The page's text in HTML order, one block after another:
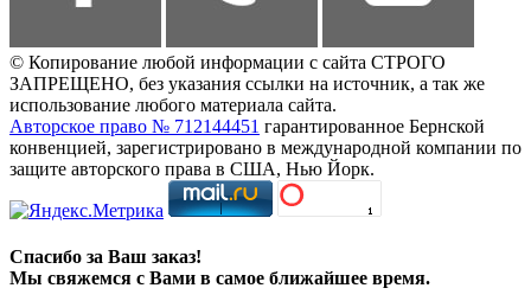
© Копирование любой информации с сайта СТРОГО
ЗАПРЕЩЕНО, без указания ссылки на источник, а так же
использование любого материала сайта.
Авторское право № 712144451 гарантированное Бернской
конвенцией, зарегистрировано в международной компании по
защите авторского права в США, Нью Йорк.
Спасибо за Ваш заказ!
Мы свяжемся с Вами в самое ближайшее время.